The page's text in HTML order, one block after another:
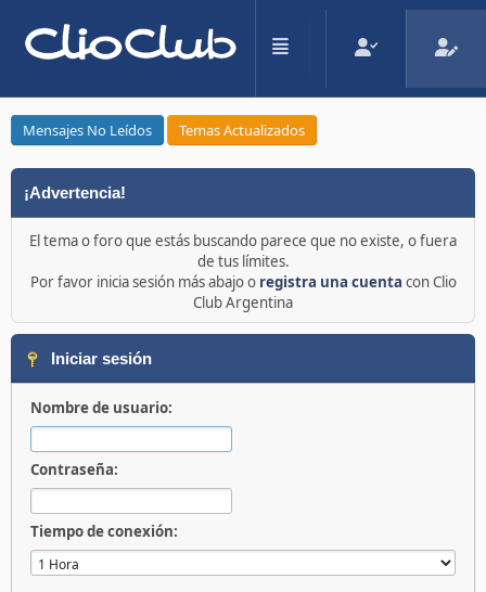
Mensajes No Leídos Temas Actualizados
¡Advertencia!
El tema o foro que estás buscando parece que no existe, o fuera
de tus límites.
Por favor inicia sesión más abajo o registra una cuenta con Clio
Club Argentina
Iniciar sesión
Nombre de usuario:
Contraseña:
Tiempo de conexión: